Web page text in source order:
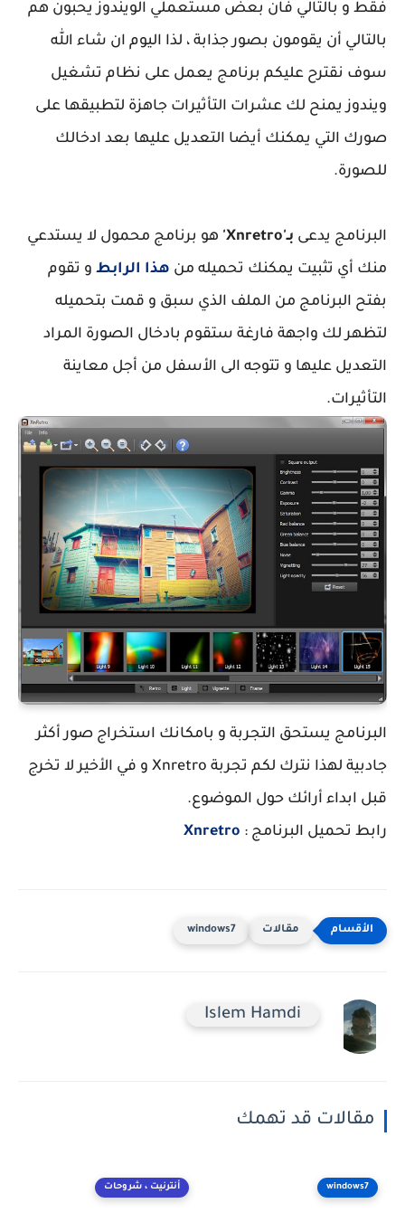
فقط و بالتالي فان بعض مستعملي الويندوز يحبون هم
بالتالي أن يقومون بصور جذابة ، لذا اليوم ان شاء الله
سوف نقترح عليكم برنامج يعمل على نظام تشغيل
ويندوز يمنح لك عشرات التأثيرات جاهزة لتطبيقها على
صورك التي يمكنك أيضا التعديل عليها بعد ادخالك
للصورة.
البرنامج يدعى بـ'Xnretro'
هو برنامج محمول لا يستدعي
منك أي تثبيت يمكنك تحميله من هذا الرابط و تقوم
بفتح البرنامج من الملف الذي سبق و قمت بتحميله
لتظهر لك واجهة فارغة ستقوم بادخال الصورة المراد
التعديل عليها و تتوجه الى الأسفل من أجل معاينة
التأثيرات.
البرنامج يستحق التجربة و بامكانك استخراج صور أكثر
جادبية لهذا نترك لكم تجربة Xnretro و في الأخير لا تخرج
قبل ابداء أرائك حول الموضوع.
رابط تحميل البرنامج : Xnretro
مقالات windows7
Islem Hamdi
مقالات قد تهمك
windows7 أنترنيت ، شروحات